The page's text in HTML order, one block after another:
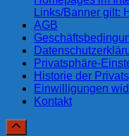
Links/Banner gilt:
AGB
Privatsphäre-
Historie der
Einwilligungen
Kontakt